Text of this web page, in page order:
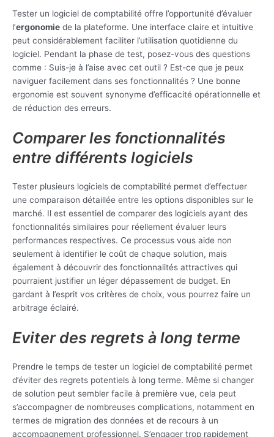
Tester un logiciel de comptabilité offre l’opportunité d’évaluer
l’ergonomie de la plateforme. Une interface claire et intuitive
peut considérablement faciliter l’utilisation quotidienne du
logiciel. Pendant la phase de test, posez-vous des questions
comme : Suis-je à l’aise avec cet outil ? Est-ce que je peux
naviguer facilement dans ses fonctionnalités ? Une bonne
ergonomie est souvent synonyme d’efficacité opérationnelle et
de réduction des erreurs.
Comparer les fonctionnalités
entre différents logiciels
Tester plusieurs logiciels de comptabilité permet d’effectuer
une comparaison détaillée entre les options disponibles sur le
marché. Il est essentiel de comparer des logiciels ayant des
fonctionnalités similaires pour réellement évaluer leurs
performances respectives. Ce processus vous aide non
seulement à identifier le coût de chaque solution, mais
également à découvrir des fonctionnalités attractives qui
pourraient justifier un léger dépassement de budget. En
gardant à l’esprit vos critères de choix, vous pourrez faire un
arbitrage éclairé.
Eviter des regrets à long terme
Prendre le temps de tester un logiciel de comptabilité permet
d’éviter des regrets potentiels à long terme. Même si changer
de solution peut sembler facile à première vue, cela peut
s’accompagner de nombreuses complications, notamment en
termes de migration des données et de recours à un
accompagnement professionnel. S’engager trop rapidement